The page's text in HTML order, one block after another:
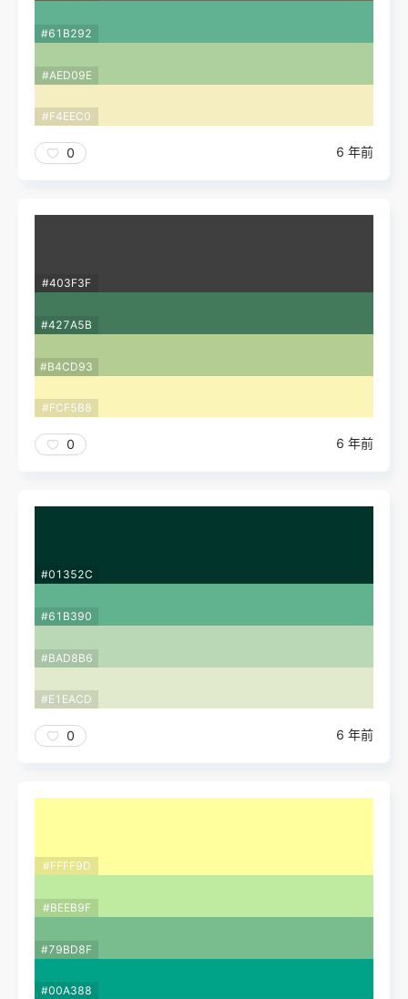
#61B292
#AED09E
#F4EEC0
0 6 年前
#403F3F
#427A5B
#B4CD93
#FCF5B8
0 6 年前
#01352C
#61B390
#BAD8B6
#E1EACD
0 6 年前
#FFFF9D
#BEEB9F
#79BD8F
#00A388